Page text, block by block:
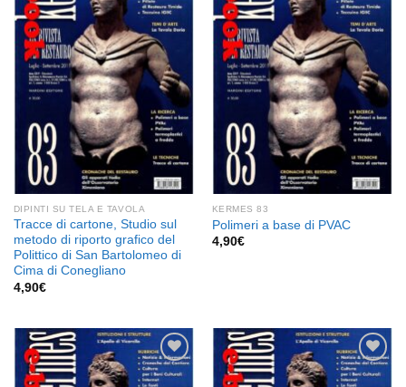
Aggiungi
alla lista
dei
desideri
DIPINTI SU TELA E TAVOLA
Tracce di cartone, Studio sul
metodo di riporto grafico del
Polittico di San Bartolomeo di
Cima di Conegliano
4,90€
Aggiungi
alla lista
dei
desideri
KERMES 83
Polimeri a base di PVAC
4,90€